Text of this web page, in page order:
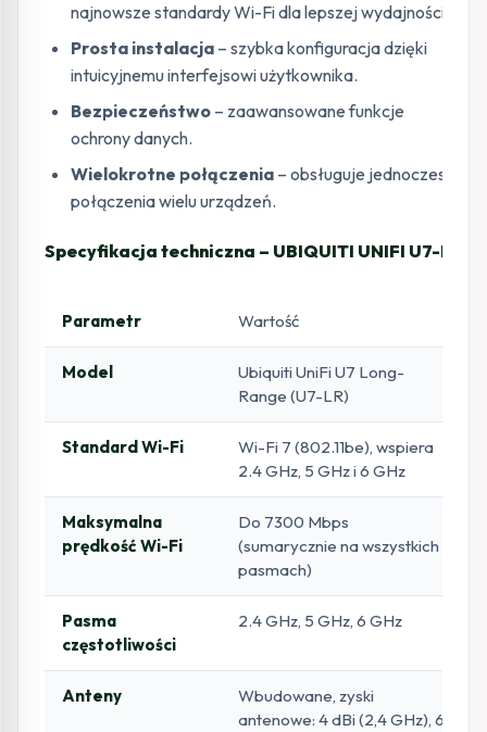
najnowsze standardy Wi-Fi dla lepszej wydajności.
Prosta instalacja – szybka konfiguracja dzięki
intuicyjnemu interfejsowi użytkownika.
Bezpieczeństwo – zaawansowane funkcje
ochrony danych.
Wielokrotne połączenia – obsługuje jednoczesne
połączenia wielu urządzeń.
Specyfikacja techniczna – UBIQUITI UNIFI U7-LR
Parametr Wartość
Model
Ubiquiti UniFi U7 Long-
Range (U7-LR)
Standard Wi-Fi
Wi-Fi 7 (802.11be), wspiera
2.4 GHz, 5 GHz i 6 GHz
Maksymalna
prędkość Wi-Fi
Do 7300 Mbps
(sumarycznie na wszystkich
pasmach)
Pasma
częstotliwości
2.4 GHz, 5 GHz, 6 GHz
Anteny
Wbudowane, zyski
antenowe: 4 dBi (2,4 GHz), 6